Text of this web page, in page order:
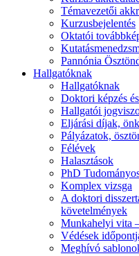
Témavezetői
Kurzusbejelentés
Oktatói
Pannónia
Hallgatóknak
Hallgatóknak
Doktori képzés
Hallgatói
Eljárási díjak,
Pályázatok,
Félévek
Halasztások
PhD
Komplex vizsga
A doktori
követelmények
Munkahelyi vita
Védések
Meghívó